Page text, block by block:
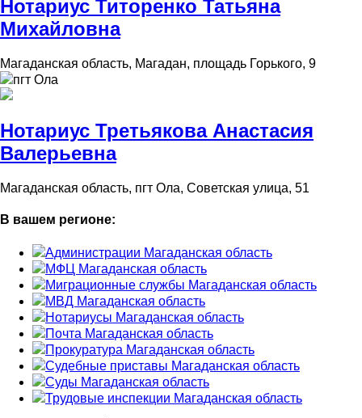
Нотариус Титоренко Татьяна
Михайловна
Магаданская область, Магадан, площадь Горького, 9
пгт Ола
Нотариус Третьякова Анастасия
Валерьевна
Магаданская область, пгт Ола, Советская улица, 51
В вашем регионе:
Администрации Магаданская область
МФЦ Магаданская область
Миграционные службы Магаданская область
МВД Магаданская область
Нотариусы Магаданская область
Почта Магаданская область
Прокуратура Магаданская область
Судебные приставы Магаданская область
Суды Магаданская область
Трудовые инспекции Магаданская область